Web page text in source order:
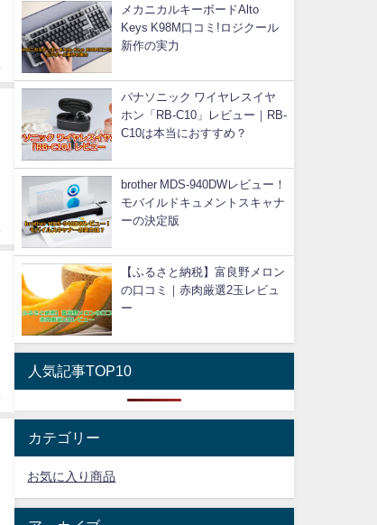
メカニカルキーボードAlto
Keys K98M口コミ!ロジクール
新作の実力
パナソニック ワイヤレスイヤ
ホン「RB-C10」レビュー｜RB-
C10は本当におすすめ？
brother MDS-940DWレビュー！
モバイルドキュメントスキャナ
ーの決定版
【ふるさと納税】富良野メロン
の口コミ｜赤肉厳選2玉レビュ
ー
人気記事TOP10
カテゴリー
お気に入り商品